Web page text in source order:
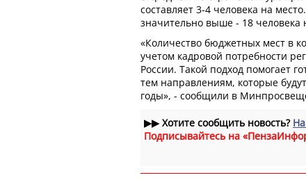
составляет 3-4 человека на
значительно выше - 18 человека
«Количество бюджетных мест в
учетом кадровой потребности
России. Такой подход помогает
тем направлениям, которые
годы», - сообщили в
▶▶Хотите сообщить новость?
Подписывайтесь на